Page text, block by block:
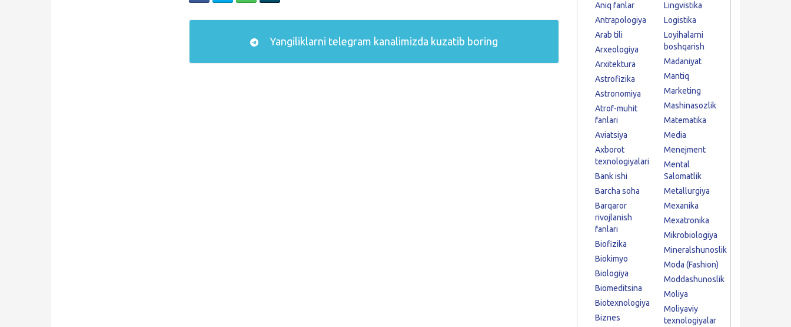
Yangiliklarni telegram kanalimizda kuzatib boring
Aniq fanlar
Antrapologiya
Arab tili
Arxeologiya
Arxitektura
Astrofizika
Astronomiya
Atrof-muhit
fanlari
Aviatsiya
Axborot
texnologiyalari
Bank ishi
Barcha soha
Barqaror
rivojlanish
fanlari
Biofizika
Biokimyo
Biologiya
Biomeditsina
Biotexnologiya
Biznes
Lingvistika
Logistika
Loyihalarni
boshqarish
Madaniyat
Mantiq
Marketing
Mashinasozlik
Matematika
Media
Menejment
Mental
Salomatlik
Metallurgiya
Mexanika
Mexatronika
Mikrobiologiya
Mineralshunoslik
Moda (Fashion)
Moddashunoslik
Moliya
Moliyaviy
texnologiyalar